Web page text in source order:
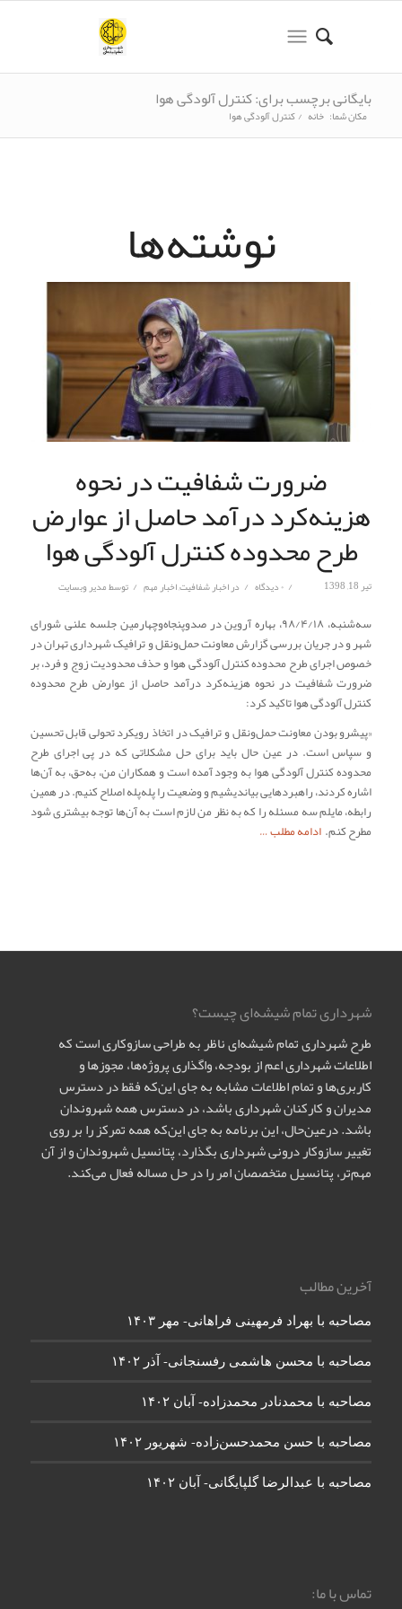
بایگانی برچسب برای: کنترل آلودگی هوا
مکان شما: خانه /کنترل آلودگی هوا
نوشته‌ها
ضرورت شفافیت در نحوه
هزینه‌کرد درآمد حاصل از عوارض
طرح محدوده کنترل آلودگی هوا
تیر 18, 1398 / ۰ دیدگاه / دراخبار شفافیت,اخبار مهم / توسطمدیر وبسایت
سه‌شنبه،۹۸/۴/۱۸، بهاره آروین
در صدوپنجاه‌وچهارمین جلسه علنی شورای
شهر و در جریان بررسی گزارش معاونت حمل‌ونقل و ترافیک شهرداری تهران در
خصوص اجرای طرح محدوده کنترل آلودگی هوا و حذف محدودیت زوج و فرد، بر
ضرورت شفافیت در نحوه هزینه‌کرد درآمد حاصل از عوارض طرح محدوده
کنترل آلودگی هوا تاکید کرد: ‌
«پیشرو بودن معاونت حمل‌ونقل و ترافیک در اتخاذ رویکرد تحولی قابل تحسین
و سپاس است. در عین حال باید برای حل مشکلاتی که در پی اجرای طرح
محدوده کنترل آلودگی هوا به وجود آمده است و همکاران من، به‌حق، به آن‌ها
اشاره کردند، راهبردهایی بیاندیشیم و وضعیت را پله‌پله اصلاح کنیم. ‌در همین
رابطه، مایلم سه مسئله را که به نظر من لازم است به آن‌ها توجه بیشتری شود
مطرح کنم. ‌ادامه مطلب …
شهرداری تمام شیشه‌ای چیست؟
طرح شهرداری تمام شیشه‌ای ناظر به طراحی سازوکاری است که
اطلاعات شهرداری اعم از بودجه، واگذاری پروژه‌ها، مجوزها و
کاربری‌ها و تمام اطلاعات مشابه به جای این‌که فقط در دسترس
مدیران و کارکنان شهرداری باشد، در دسترس همه شهروندان
باشد. درعین‌حال، این برنامه به جای این‌که همه تمرکز را بر روی
تغییر سازوکار درونی شهرداری بگذارد، پتانسیل شهروندان و از آن
مهم‌تر، پتانسیل متخصصان امر را در حل مساله فعال می‌کند.
آخرین مطالب
مصاحبه با بهراد فرمهینی فراهانی- مهر ۱۴۰۳
مصاحبه با محسن هاشمی رفسنجانی- آذر ۱۴۰۲
مصاحبه با محمدنادر محمدزاده- آبان ۱۴۰۲
مصاحبه با حسن محمدحسن‌زاده- شهریور ۱۴۰۲
مصاحبه با عبدالرضا گلپایگانی- آبان ۱۴۰۲
تماس با ما: